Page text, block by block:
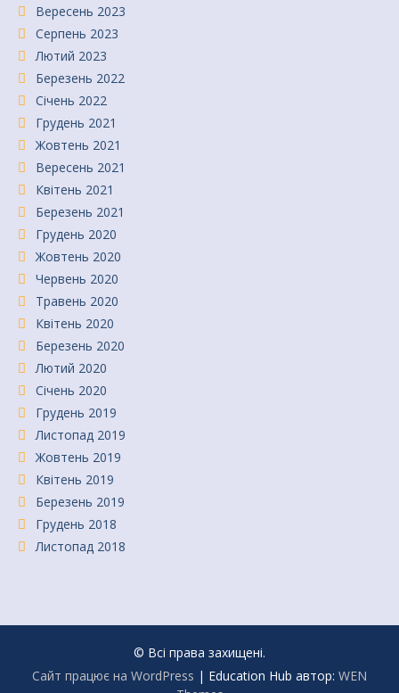
Вересень 2023
Серпень 2023
Лютий 2023
Березень 2022
Січень 2022
Грудень 2021
Жовтень 2021
Вересень 2021
Квітень 2021
Березень 2021
Грудень 2020
Жовтень 2020
Червень 2020
Травень 2020
Квітень 2020
Березень 2020
Лютий 2020
Січень 2020
Грудень 2019
Листопад 2019
Жовтень 2019
Квітень 2019
Березень 2019
Грудень 2018
Листопад 2018
© Всі права захищені.
Сайт працює на WordPress | Education Hub автор: WEN